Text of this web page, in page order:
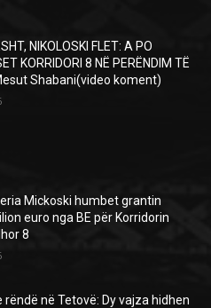
NIKOLOSKI FLET: A PO
KORRIDORI 8 NË PERËNDIM TË
Shabani(video koment)
Mickoski humbet grantin
euro nga BE për Korridorin
8
rëndë në Tetovë: Dy vajza hidhen